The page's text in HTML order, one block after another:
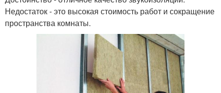
Недостаток - это высокая стоимость работ и сокращение
пространства комнаты.